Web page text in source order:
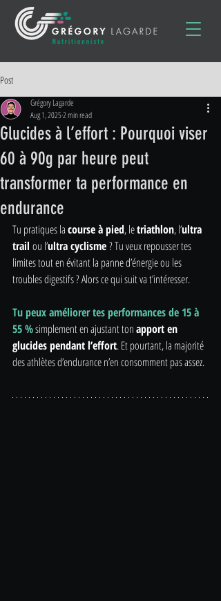
Post
Glucides à l’effort : Pourquoi viser
60 à 90g par heure peut
transformer ta performance en
endurance
Grégory Lagarde
Aug 1, 20252 min read
Tu pratiques la course à pied, le triathlon, l’ultra
trail ou l’ultra cyclisme ? Tu veux repousser tes
limites tout en évitant la panne d’énergie ou les
troubles digestifs ? Alors ce qui suit va t’intéresser.
Tu peux améliorer tes performances de 15 à
55 %simplement en ajustant ton apport en
glucides pendant l’effort. Et pourtant, la majorité
des athlètes d’endurance n’en consomment pas assez.